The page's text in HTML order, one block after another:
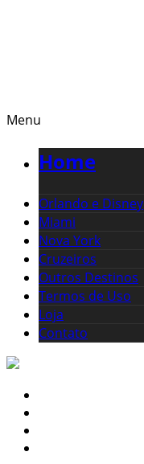
Menu
Home
Orlando e Disney
Miami
Nova York
Cruzeiros
Outros Destinos
Termos de Uso
Loja
Contato